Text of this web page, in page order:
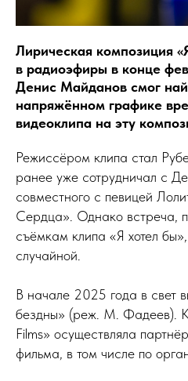
Лирическая композиция
в радиоэфиры в конце
Денис Майданов смог
напряжённом графике
видеоклипа на эту
Режиссёром клипа стал
ранее уже сотрудничал с
совместного с певицей
Сердца». Однако встреча,
съёмкам клипа «Я хотел
случайной.
В начале 2025 года в свет
бездны» (реж. М. Фадеев).
Films» осуществляла
фильма, в том числе по